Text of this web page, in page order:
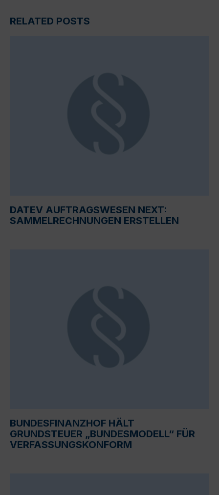
RELATED POSTS
DATEV AUFTRAGSWESEN NEXT:
SAMMELRECHNUNGEN ERSTELLEN
BUNDESFINANZHOF HÄLT
GRUNDSTEUER „BUNDESMODELL“ FÜR
VERFASSUNGSKONFORM